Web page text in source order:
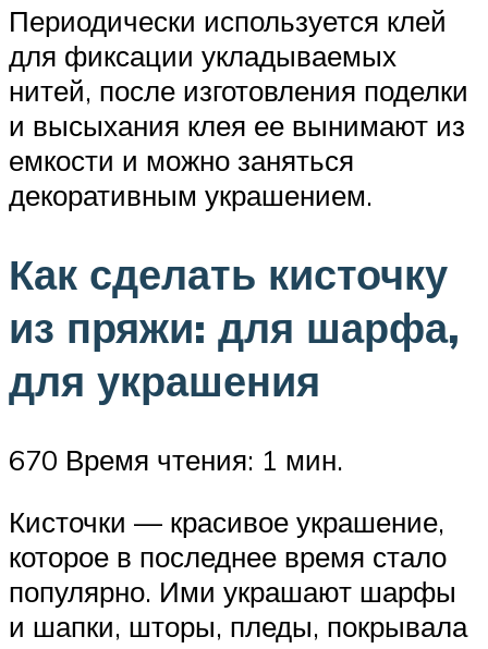
Периодически используется клей
для фиксации укладываемых
нитей, после изготовления поделки
и высыхания клея ее вынимают из
емкости и можно заняться
декоративным украшением.
Как сделать кисточку
из пряжи: для шарфа,
для украшения
670 Время чтения: 1 мин.
Кисточки — красивое украшение,
которое в последнее время стало
популярно. Ими украшают шарфы
и шапки, шторы, пледы, покрывала